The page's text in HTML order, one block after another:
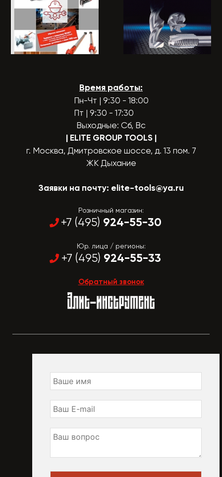
Время работы:
Пн-Чт | 9:30 - 18:00
Пт | 9:30 - 17:30
Выходные: Сб, Вс
| ELITE GROUP TOOLS |
г. Москва, Дмитровское шоссе, д. 13 пом. 7
ЖК Дыхание
Заявки на почту: elite-tools@ya.ru
Розничный магазин:
+7 (495) 924-55-30
Юр. лица / регионы:
+7 (495) 924-55-33
Обратный звонок